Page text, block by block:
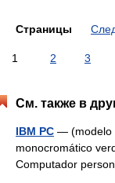
Страницы
1 2 3
См. также в
IBM PC — (modelo
monocromático
Computador